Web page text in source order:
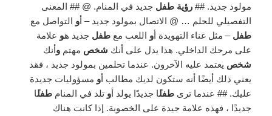
مولود جديد. ##رؤية طفل جديد في المنام. @ ## المعنى
التفصيلي للحلم … @ الاتصال بمولود جديد – أو التواصل مع
طفل – مثل غناء التهويدة أو اللعب معطفل جديد هو علامة
على مرحك الداخلي. هذا يدل على أنك شخص مهتموأنك
شخص يعتمد عليه الآخرون. عندما تحلمين بمولود جديد ، فقد
يعني ذلك أيضًا أنه ستكون لديك مطالب أو مسؤوليات جديدة
عليك. ## عندما ترىطفلًا جديدًا يولد أو تلد في المنامطفلًا
جديدًا ، فهذه علامة جيدة على الخصوبة. إذا كانت هناك